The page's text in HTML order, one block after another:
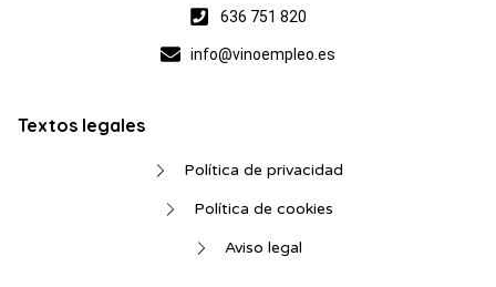
636 751 820
info@vinoempleo.es
Textos legales
Política de privacidad
Política de cookies
Aviso legal